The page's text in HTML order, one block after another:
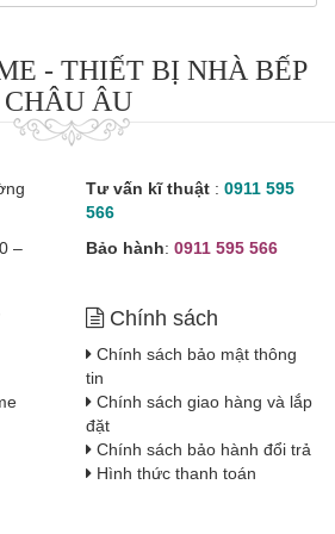
- THIẾT BỊ NHÀ BẾP
CHÂU ÂU
–
Tư vấn kĩ thuật : 0911 595
566
Bảo hành: 0911 595 566
Chính sách
Chính sách bảo mật thông
tin
Chính sách giao hàng và lắp
đặt
Chính sách bảo hành đổi trả
Hình thức thanh toán